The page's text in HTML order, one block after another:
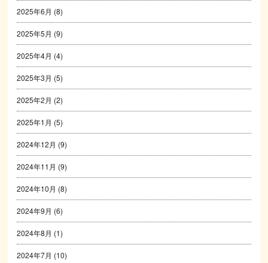
2025年6月 (8)
2025年5月 (9)
2025年4月 (4)
2025年3月 (5)
2025年2月 (2)
2025年1月 (5)
2024年12月 (9)
2024年11月 (9)
2024年10月 (8)
2024年9月 (6)
2024年8月 (1)
2024年7月 (10)